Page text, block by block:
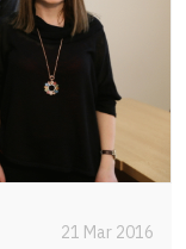
21 Mar 2016